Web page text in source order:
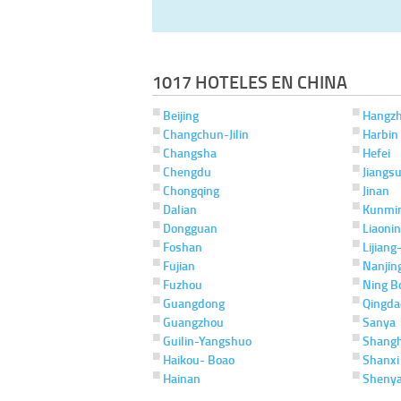
1017 HOTELES EN CHINA
Beijing
Changchun-Jilin
Changsha
Chengdu
Chongqing
Dalian
Dongguan
Foshan
Fujian
Fuzhou
Guangdong
Guangzhou
Guilin-Yangshuo
Haikou- Boao
Hainan
Harbin
Hefei
Jiangsu
Jinan
Ning
Sanya
Shanxi